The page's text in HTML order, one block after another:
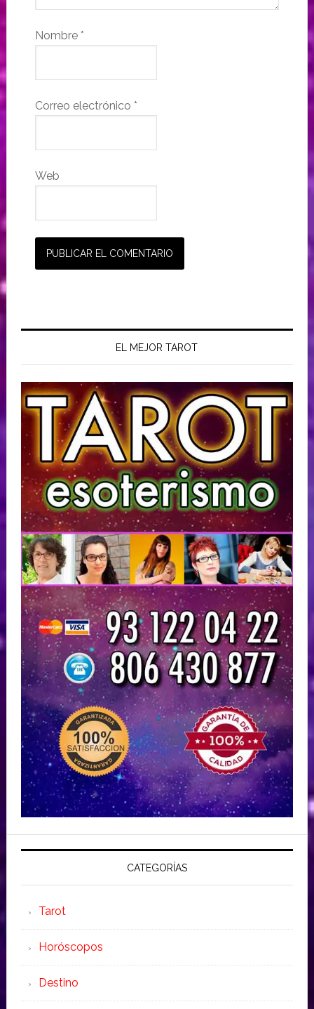
Nombre *
Correo electrónico *
Web
EL MEJOR TAROT
CATEGORÍAS
Tarot
Horóscopos
Destino